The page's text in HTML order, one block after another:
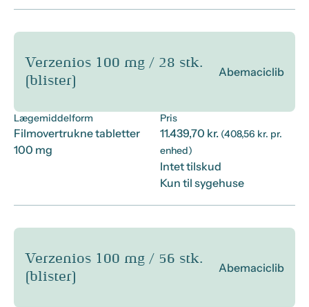
Verzenios 100 mg / 28 stk.
(blister)
Abemaciclib
Lægemiddelform
Filmovertrukne tabletter
100 mg
Pris
11.439,70 kr. (408,56 kr. pr.
enhed)
Intet tilskud
Kun til sygehuse
Verzenios 100 mg / 56 stk.
(blister)
Abemaciclib